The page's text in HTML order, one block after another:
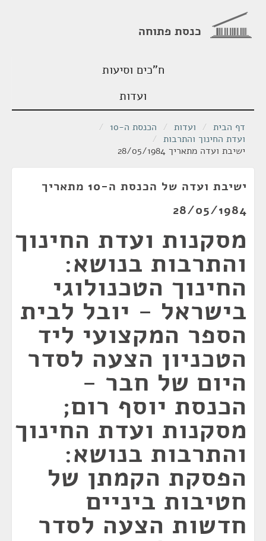
כנסת פתוחה
ח"כים וסיעות
ועדות
דף הבית / ועדות / הכנסת ה-10
/
ועדת החינוך והתרבות /
ישיבת ועדה מתאריך 28/05/1984
ישיבת ועדה של הכנסת ה-10 מתאריך
28/05/1984
מסקנות ועדת החינוך
והתרבות בנושא:
החינוך הטכנולוגי
בישראל - יובל לבית
הספר המקצועי ליד
הטכניון הצעה לסדר
היום של חבר -
הכנסת יוסף רום;
מסקנות ועדת החינוך
והתרבות בנושא:
הפסקת הקמתן של
חטיבות ביניים
חדשות הצעה לסדר